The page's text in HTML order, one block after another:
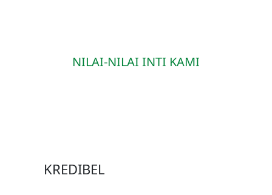
NILAI-NILAI INTI KAMI
KREDIBEL